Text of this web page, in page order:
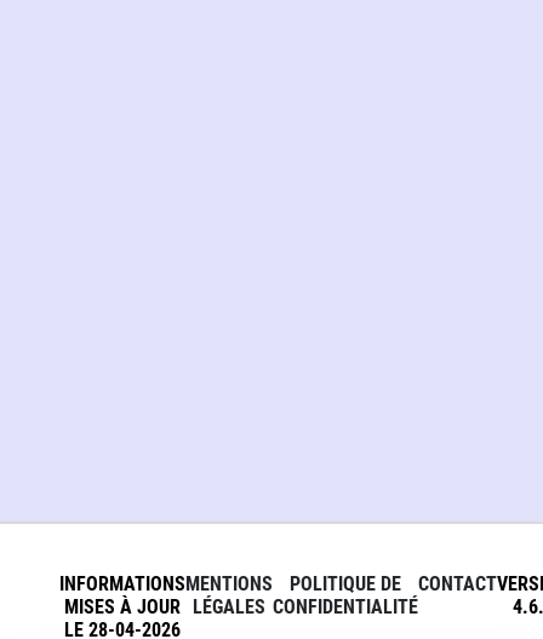
INFORMATIONS
MISES À JOUR
LE 28-04-2026
MENTIONS
LÉGALES
POLITIQUE DE
CONFIDENTIALITÉ
CONTACT